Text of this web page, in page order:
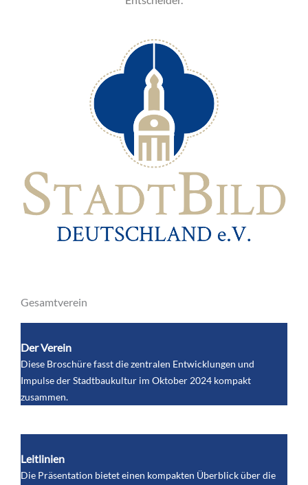
Gesamtverein
Der Verein
Diese Broschüre fasst die zentralen Entwicklungen und
Impulse der Stadtbaukultur im Oktober 2024 kompakt
zusammen.
Leitlinien
Die Präsentation bietet einen kompakten Überblick über die